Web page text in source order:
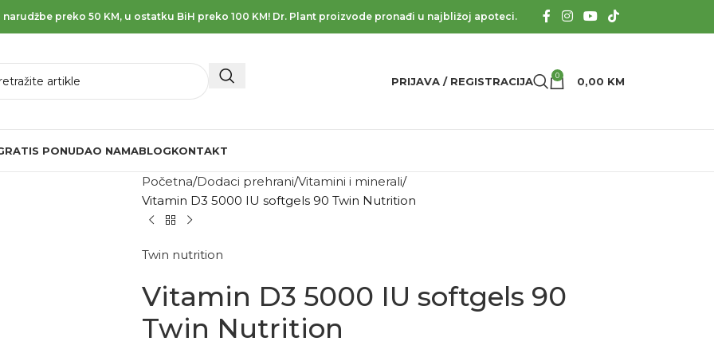
preko 50 KM, u ostatku BiH preko 100 KM! Dr. Plant proizvode pronađi u najbližoj apoteci.
PRIJAVA / REGISTRACIJA 0 0,00 KM
PONUDAO NAMABLOGKONTAKT
Početna Dodaci prehrani Vitamini i minerali
Vitamin D3 5000 IU softgels 90 Twin Nutrition
Twin nutrition
Vitamin D3 5000 IU softgels 90
Twin Nutrition